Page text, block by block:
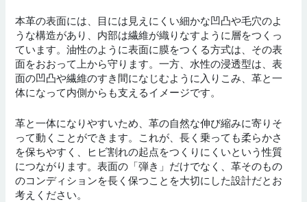
本革の表面には、目には見えにくい細かな凹凸や毛穴のよ
うな構造があり、内部は繊維が織りなすように層をつくっ
ています。油性のように表面に膜をつくる方式は、その表
面をおおって上から守ります。一方、水性の浸透型は、表
面の凹凸や繊維のすき間になじむように入りこみ、革と一
体になって内側からも支えるイメージです。
革と一体になりやすいため、革の自然な伸び縮みに寄りそ
って動くことができます。これが、長く乗っても柔らかさ
を保ちやすく、ヒビ割れの起点をつくりにくいという性質
につながります。表面の「弾き」だけでなく、革そのもの
のコンディションを長く保つことを大切にした設計だとお
考えください。